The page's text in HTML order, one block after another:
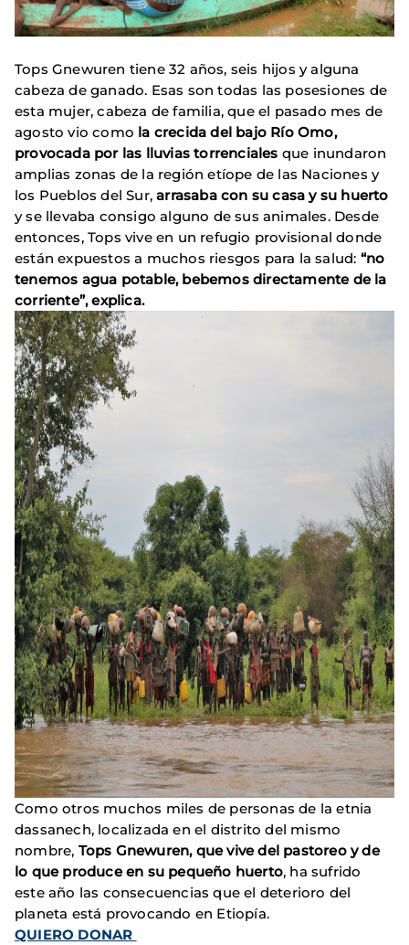
Tops Gnewuren tiene 32 años, seis hijos y alguna
cabeza de ganado. Esas son todas las posesiones de
esta mujer, cabeza de familia, que el pasado mes de
agosto vio como la crecida del bajo Río Omo,
provocada por las lluvias torrenciales que inundaron
amplias zonas de la región etíope de las Naciones y
los Pueblos del Sur,arrasaba con su casa y su huerto
y se llevaba consigo alguno de sus animales. Desde
entonces, Tops vive en un refugio provisional donde
están expuestos a muchos riesgos para la salud: “no
tenemos agua potable, bebemos directamente de la
corriente”, explica.
Como otros muchos miles de personas de la etnia
dassanech, localizada en el distrito del mismo
nombre, Tops Gnewuren, que vive del pastoreo y de
lo que produce en su pequeño huerto, ha sufrido
este año las consecuencias que el deterioro del
planeta está provocando en Etiopía.
QUIERO DONAR